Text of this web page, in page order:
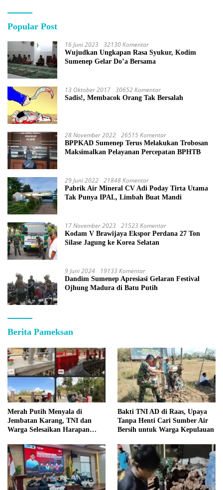
Popular Post
16 Juni 2023 32130 Komentar
Wujudkan Ungkapan Rasa Syukur, Kodim
Sumenep Gelar Do’a Bersama
13 Oktober 2017 30652 Komentar
Sadis!, Membacok Orang Tak Bersalah
28 November 2022 26515 Komentar
BPPKAD Sumenep Terus Melakukan Trobosan
Maksimalkan Pelayanan Percepatan BPHTB
29 Juni 2022 21848 Komentar
Pabrik Air Mineral CV Adi Poday Tirta Utama
Tak Punya IPAL, Limbah Buat Mandi
17 November 2023 21523 Komentar
Kodam V Brawijaya Ekspor Perdana 27 Ton
Silase Jagung ke Korea Selatan
9 Juni 2024 19133 Komentar
Dandim Sumenep Apresiasi Gelaran Festival
Ojhung Madura di Batu Putih
Berita Pameksan
Merah Putih Menyala di
Jembatan Karang, TNI dan
Warga Selesaikan Harapan
Bakti TNI AD di Raas, Upaya
Tanpa Henti Cari Sumber Air
Bersih untuk Warga Kepulauan